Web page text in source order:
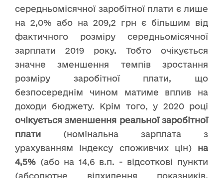
середньомісячної заробітної плати є лише
на 2,0% або на 209,2 грн є більшим від
фактичного розміру середньомісячної
зарплати 2019 року. Тобто очікується
значне зменшення темпів зростання
розміру заробітної плати, що
безпосереднім чином матиме вплив на
доходи бюджету. Крім того, у 2020 році
очікується зменшення реальної заробітної
плати (номінальна зарплата з
урахуванням індексу споживчих цін) на
4,5% (або на 14,6 в.п. - відсоткові пункти
(абсолютне відхилення показників,